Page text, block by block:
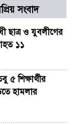
সংবাদ
ছাত্র ও যুবলীগের
১১
৫ শিক্ষার্থীর
হামলার